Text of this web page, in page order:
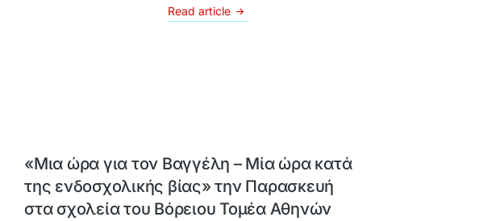
Read article
«Μια ώρα για τον Βαγγέλη – Μία ώρα κατά
της ενδοσχολικής βίας» την Παρασκευή
στα σχολεία του Βόρειου Τομέα Αθηνών